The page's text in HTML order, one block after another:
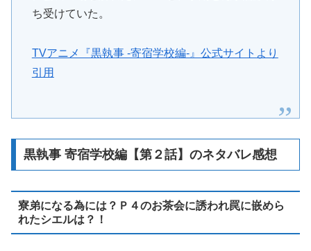
ち受けていた。
TVアニメ『黒執事 -寄宿学校編-』公式サイトより
引用
黒執事 寄宿学校編【第２話】のネタバレ感想
寮弟になる為には？Ｐ４のお茶会に誘われ罠に嵌めら
れたシエルは？！